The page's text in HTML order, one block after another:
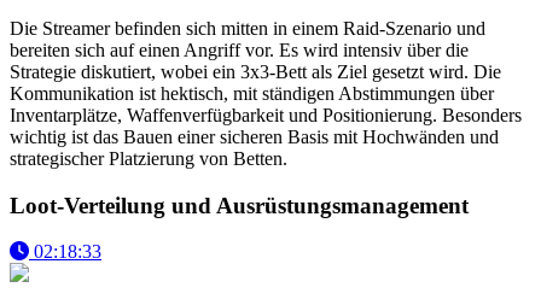
Die Streamer befinden sich mitten in einem Raid-Szenario und
bereiten sich auf einen Angriff vor. Es wird intensiv über die
Strategie diskutiert, wobei ein 3x3-Bett als Ziel gesetzt wird. Die
Kommunikation ist hektisch, mit ständigen Abstimmungen über
Inventarplätze, Waffenverfügbarkeit und Positionierung. Besonders
wichtig ist das Bauen einer sicheren Basis mit Hochwänden und
strategischer Platzierung von Betten.
Loot-Verteilung und Ausrüstungsmanagement
02:18:33